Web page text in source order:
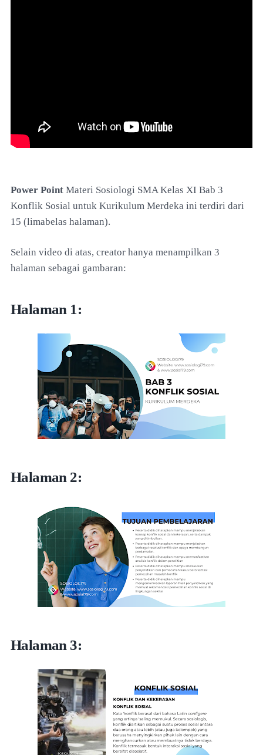
Power Point Materi Sosiologi SMA Kelas XI Bab 3
Konflik Sosial untuk Kurikulum Merdeka ini terdiri dari
15 (limabelas halaman).
Selain video di atas, creator hanya menampilkan 3
halaman sebagai gambaran:
Halaman 1:
Halaman 2:
Halaman 3: